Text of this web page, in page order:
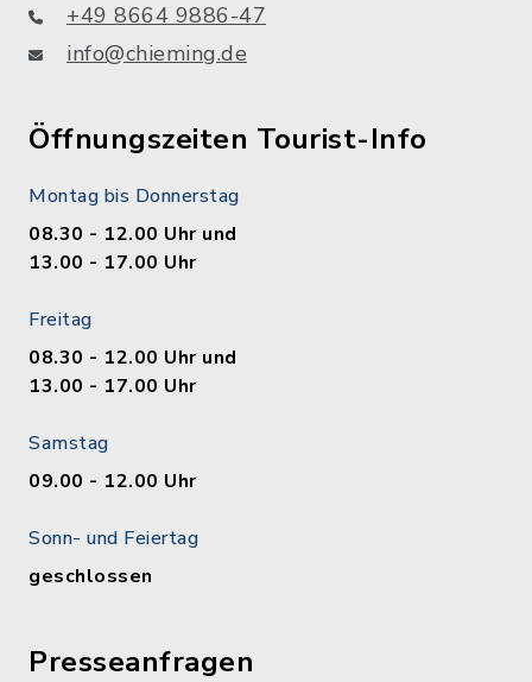
+49 8664 9886-47
info@chieming.de
Öffnungszeiten Tourist-Info
Montag bis Donnerstag
08.30 - 12.00 Uhr und
13.00 - 17.00 Uhr
Freitag
08.30 - 12.00 Uhr und
13.00 - 17.00 Uhr
Samstag
09.00 - 12.00 Uhr
Sonn- und Feiertag
geschlossen
Presseanfragen